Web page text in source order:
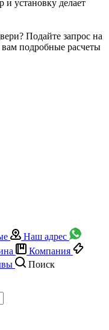
и установку делает
Подайте запрос на
подробные расчеты
Наш адрес
Компания
Поиск